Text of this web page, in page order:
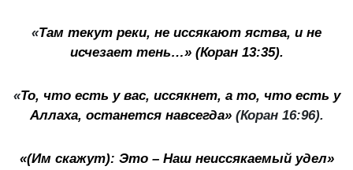
«Там текут реки, не иссякают яства, и не
исчезает тень…» (Коран 13:35).
«То, что есть у вас, иссякнет, а то, что есть у
Аллаха, останется навсегда»(Коран 16:96).
«(Им скажут): Это – Наш неиссякаемый удел»